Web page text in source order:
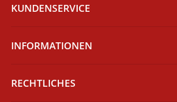
KUNDENSERVICE
INFORMATIONEN
RECHTLICHES